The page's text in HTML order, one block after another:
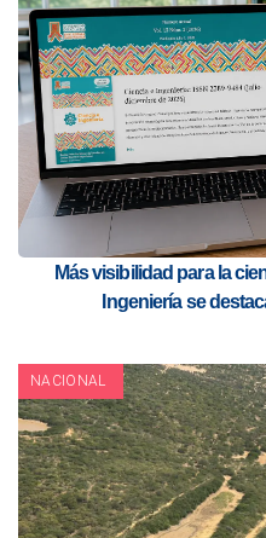
Más visibilidad para la
Ingeniería se
NACIONAL